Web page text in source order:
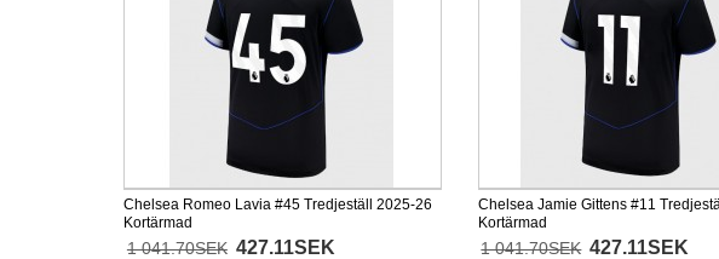
Chelsea Romeo Lavia #45 Tredjeställ 2025-26
Kortärmad
1 041.70SEK 427.11SEK
Chelsea Jamie Gittens #11
Kortärmad
1 041.70SEK 427.11SEK